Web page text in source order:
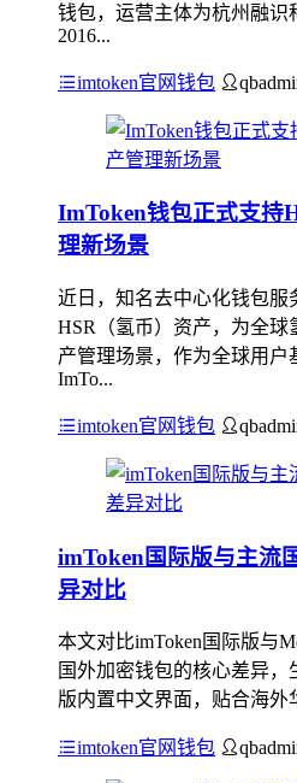
钱包，运营主体为杭州融识
2016...
imtoken官网钱包
ImToken钱包正式支持
理新场景
近日，知名去中心化钱包服
HSR（氢币）资产，为全
产管理场景，作为全球用户
ImTo...
imtoken官网钱包
imToken国际版与主流
异对比
本文对比imToken国际版与
国外加密钱包的核心差异，
版内置中文界面，贴合海外
imtoken官网钱包